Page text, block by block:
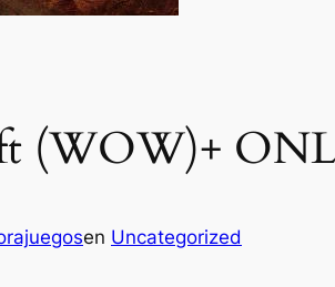
(WOW)+
en Uncategorized